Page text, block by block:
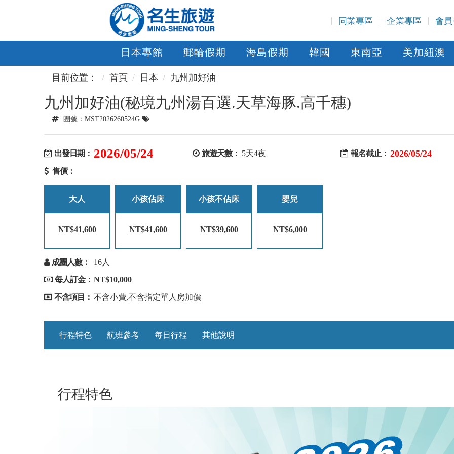
同業專區 企業專區 會
日本專館 郵輪假期 海島假期 韓國 東南亞 美加紐澳
目前位置： 首頁 日本 九州加好油
九州加好油(秘境九州湯百選.天草海豚.高千穗)
團號：MST2026260524G
出發日期： 2026/05/24 旅遊天數： 5天4夜 報名截止： 2026/05/24
售價：
大人
NT$41,600
小孩佔床
NT$41,600
小孩不佔床
NT$39,600
嬰兒
NT$6,000
成團人數：
16人
每人訂金： NT$10,000
不含項目： 不含小費,不含指定單人房加價
行程特色 航班參考 每日行程 其他說明
行程特色